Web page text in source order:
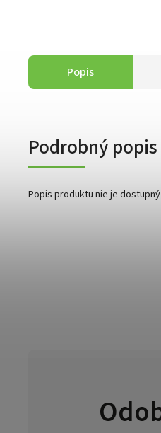
Popis
Podrobný popis
Popis produktu nie je dostupný